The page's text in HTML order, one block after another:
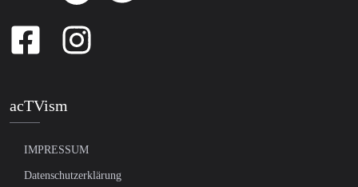
acTVism
IMPRESSUM
Datenschutzerklärung